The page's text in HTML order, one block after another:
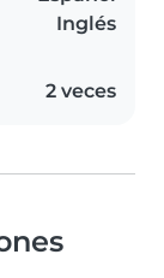
Inglés
2 veces